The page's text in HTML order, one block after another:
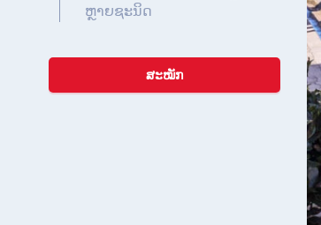
ຫຼາຍຊະນິດ
ສະໝັກ